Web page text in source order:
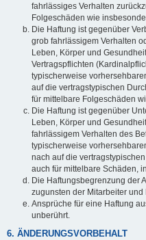
fahrlässiges Verhalten
Folgeschäden wie
Die Haftung ist gegenüber
grob fahrlässigem Verhalten
Leben, Körper und
Vertragspflichten
typischerweise
auf die vertragstypischen
für mittelbare Folgeschäden
Die Haftung ist gegenüber
Leben, Körper und
fahrlässigem Verhalten des
typischerweise
nach auf die
auch für mittelbare Schäden,
Die Haftungsbegrenzung der
zugunsten der Mitarbeiter
Ansprüche für eine Haftung
unberührt.
6. ÄNDERUNGSVORBEHALT